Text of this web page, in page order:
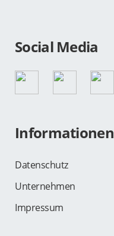
Social Media
Informationen
Datenschutz
Unternehmen
Impressum